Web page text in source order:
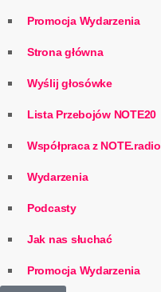
Promocja Wydarzenia
Strona główna
Wyślij głosówke
Lista Przebojów NOTE20
Współpraca z NOTE.radio
Wydarzenia
Podcasty
Jak nas słuchać
Promocja Wydarzenia